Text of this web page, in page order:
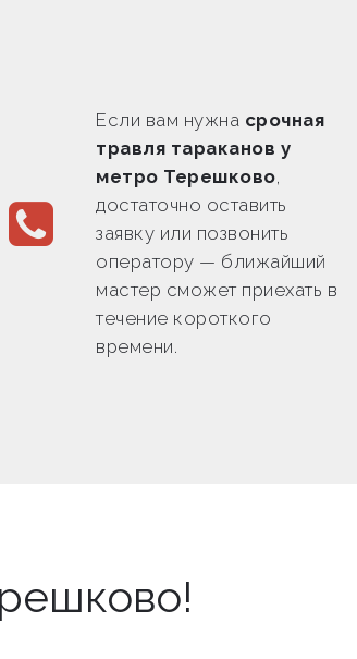
Если вам нужна срочная
травля тараканов у
метро Терешково,
достаточно оставить
заявку или позвонить
оператору — ближайший
мастер сможет приехать в
течение короткого
времени.